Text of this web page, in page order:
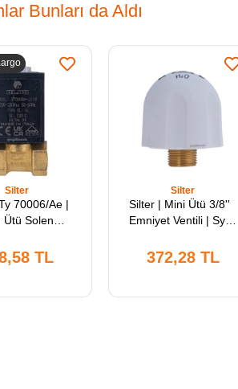
Bunları da Aldı
Silter
70006/Ae |
Ütü Solenoid
TL
Silter
Silter | Mini Ütü 3/8''
Emniyet Ventili | Sy
3.5lt ve 5lt Kazanlı
Mini Ütülerle
372,28 TL